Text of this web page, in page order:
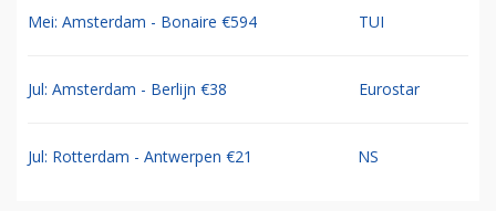
Mei: Amsterdam - Bonaire €594 TUI
Jul: Amsterdam - Berlijn €38 Eurostar
Jul: Rotterdam - Antwerpen €21 NS